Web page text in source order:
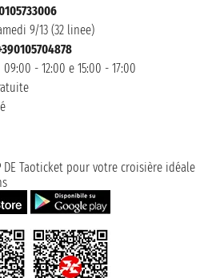
9/13 (32 linee)
- 12:00 e 15:00 - 17:00
DE Taoticket pour votre croisière idéale